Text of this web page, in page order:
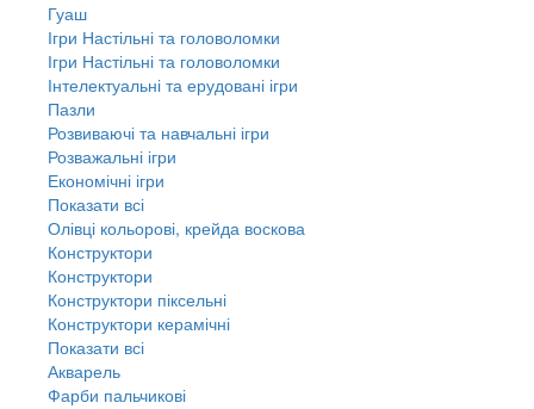
Гуаш
Ігри Настільні та головоломки
Ігри Настільні та головоломки
Інтелектуальні та ерудовані ігри
Пазли
Розвиваючі та навчальні ігри
Розважальні ігри
Економічні ігри
Показати всі
Олівці кольорові, крейда воскова
Конструктори
Конструктори
Конструктори піксельні
Конструктори керамічні
Показати всі
Акварель
Фарби пальчикові